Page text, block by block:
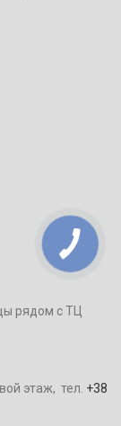
рядом с ТЦ
этаж, тел. +38